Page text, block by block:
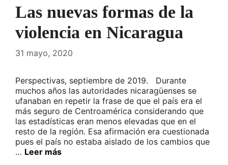
Las nuevas formas de la
violencia en Nicaragua
31 mayo, 2020
Perspectivas, septiembre de 2019. Durante
muchos años las autoridades nicaragüenses se
ufanaban en repetir la frase de que el país era el
más seguro de Centroamérica considerando que
las estadísticas eran menos elevadas que en el
resto de la región. Esa afirmación era cuestionada
pues el país no estaba aislado de los cambios que
… Leer más